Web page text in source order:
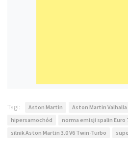
Tagi: Aston Martin Aston Martin Valhalla
hipersamochód
norma emisji spalin Euro
silnik Aston Martin 3.0 V6 Twin-Turbo